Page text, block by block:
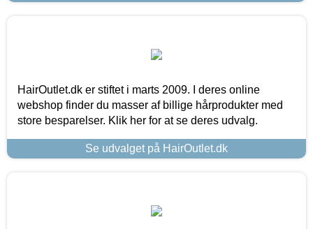
HairOutlet.dk er stiftet i marts 2009. I deres online
webshop finder du masser af billige hårprodukter med
store besparelser. Klik her for at se deres udvalg.
Se udvalget på HairOutlet.dk